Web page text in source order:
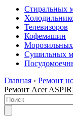
Стиральных
Телевизоров
Кофемашин
Сушильных
Главная › Ремонт
Ремонт Acer